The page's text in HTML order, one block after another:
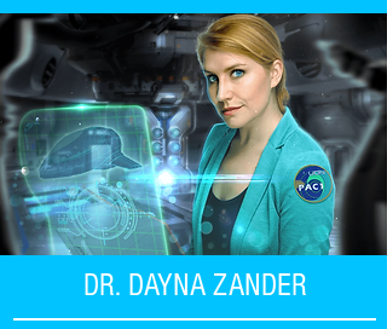
DR. DAYNA ZANDER